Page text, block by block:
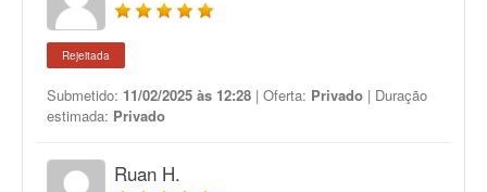
Rejeitada
Submetido: 11/02/2025 às 12:28 | Oferta: Privado | Duração
estimada: Privado
Ruan H.